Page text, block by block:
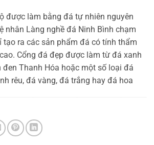
được làm bằng đá tự nhiên nguyên
nhân Làng nghề đá Ninh Bình chạm
tạo ra các sản phẩm đá có tính thẩm
Cổng đá đẹp được làm từ đá xanh
đen Thanh Hóa hoặc một số loại đá
rêu, đá vàng, đá trắng hay đá hoa